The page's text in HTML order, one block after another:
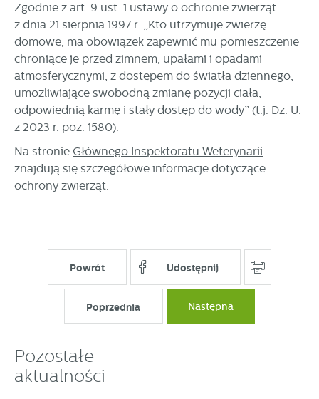
Zgodnie z art. 9 ust. 1 ustawy o ochronie zwierząt
z dnia 21 sierpnia 1997 r. „Kto utrzymuje zwierzę
domowe, ma obowiązek zapewnić mu pomieszczenie
chroniące je przed zimnem, upałami i opadami
atmosferycznymi, z dostępem do światła dziennego,
umożliwiające swobodną zmianę pozycji ciała,
odpowiednią karmę i stały dostęp do wody” (t.j. Dz. U.
z 2023 r. poz. 1580).
Na stronie Głównego Inspektoratu Weterynarii
znajdują się szczegółowe informacje dotyczące
ochrony zwierząt.
Powrót Udostępnij
Poprzednia Następna
Pozostałe
aktualności